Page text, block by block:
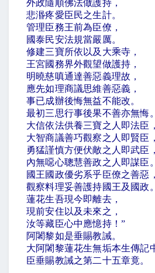
外政隨順佛法做護持，
悲湣疼愛臣民之生計。
管理臣務王前為臣僚，
國泰民安法規當嚴厲。
修建三寶所依以及大乘寺，
王宮國務界外觀望做護持，
明曉慈嗔通達善惡義理故，
應先如理商議思維善惡義，
事已成辦後悔無益不能改。
最初三思行事後果不善亦無悔。
大信依法供養三寶之人即法臣，
大智商議善巧觀察之人即賢臣，
勇猛謹慎方便伏敵之人即武臣，
內無噁心聰慧善政之人即謀臣。
國王國政優劣系乎臣僚之善惡，
觀察料理妥善護持國王及國政。
蓮花生吾現今即離去，
現前安住以及未來之，
汝等藏臣心中應憶持！ ”
阿闍黎如是垂賜教誡。
大阿闍黎蓮花生無垢本生傳記
臣垂賜教誡之第二十五章竟。